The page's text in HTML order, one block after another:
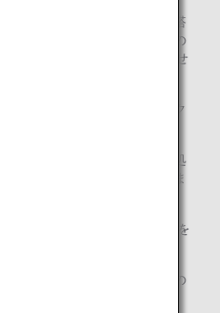
様で、メンバーご本人様とご搭
出発当日にメンバーご本人様の
クラブ番号（10桁）をお知らせ
いに、マイルと現金（またはク
でお支払いいただいた後に、処
座へのマイルのお戻しはできま
ァミリーアカウントサービスを
いた物品については、領収書の